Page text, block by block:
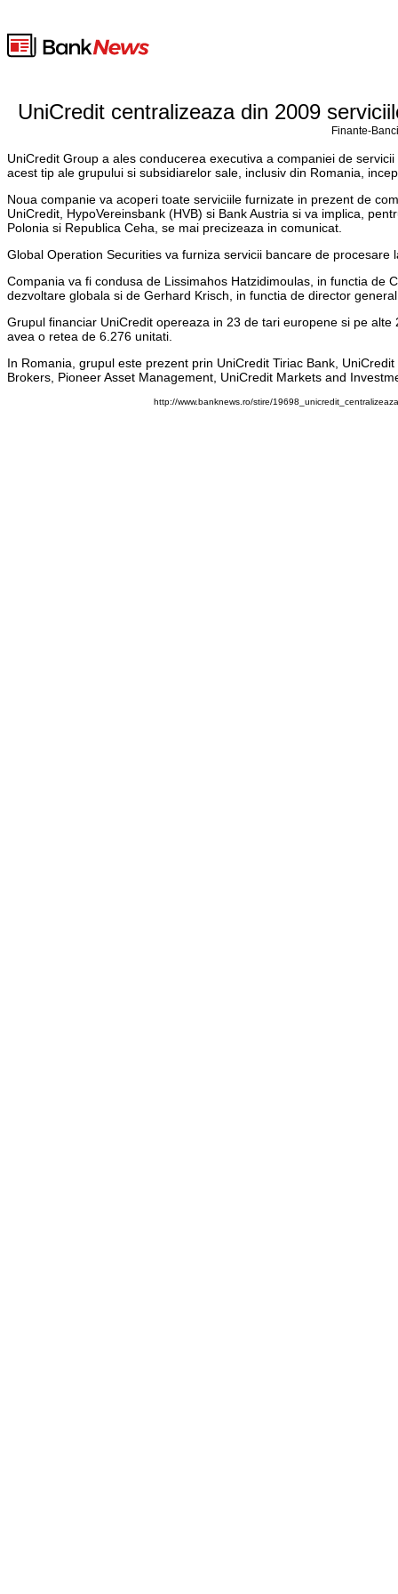
UniCredit centralizeaza din 2009
Finante-
UniCredit Group a ales conducerea executiva a companiei de
acest tip ale grupului si subsidiarelor sale, inclusiv din Romania,
Noua companie va acoperi toate serviciile furnizate in prezent de
UniCredit, HypoVereinsbank (HVB) si Bank Austria si va implica,
Polonia si Republica Ceha, se mai precizeaza in comunicat.
Global Operation Securities va furniza servicii bancare de procesare
Compania va fi condusa de Lissimahos Hatzidimoulas, in functia de
dezvoltare globala si de Gerhard Krisch, in functia de director
Grupul financiar UniCredit opereaza in 23 de tari europene si pe
avea o retea de 6.276 unitati.
In Romania, grupul este prezent prin UniCredit Tiriac Bank,
Brokers, Pioneer Asset Management, UniCredit Markets and
http://www.banknews.ro/stire/